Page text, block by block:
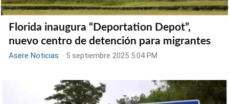
Florida inaugura “Deportation Depot”,
nuevo centro de detención para migrantes
Asere Noticias - 5 septiembre 2025 5:04 PM